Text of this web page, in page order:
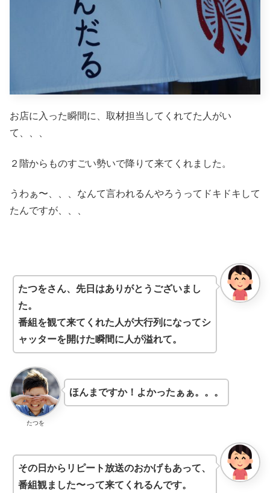
お店に入った瞬間に、取材担当してくれてた人がい
て、、、
２階からものすごい勢いで降りて来てくれました。
うわぁ〜、、、なんて言われるんやろうってドキドキして
たんですが、、、
たつをさん、先日はありがとうございまし
た。
番組を観て来てくれた人が大行列になってシ
ャッターを開けた瞬間に人が溢れて。
たつを
ほんまですか！よかったぁぁ。。。
その日からリピート放送のおかげもあって、
番組観ました〜って来てくれるんです。